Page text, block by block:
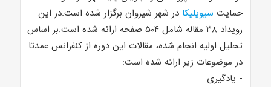
حمایت سیویلیکا در شهر شیروان برگزار شده است.در این
رویداد ۳۸ مقاله شامل ۵۰۴ صفحه ارائه شده است.بر اساس
تحلیل اولیه انجام شده، مقالات این دوره از کنفرانس عمدتا
در موضوعات زیر ارائه شده است:
- یادگیری